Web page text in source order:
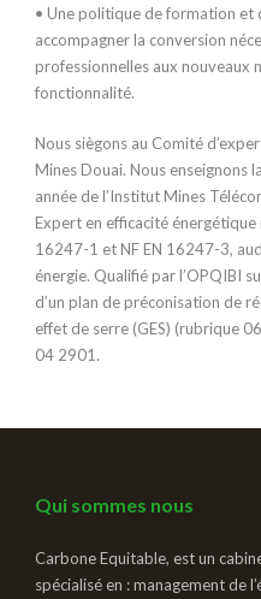
• Une politique de formation et
accompagner la conversion
professionnelles aux nouveaux
fonctionnalité.
Nous siègons au Comité
Mines Douai. Nous enseignons
année de l’Institut Mines
Expert en efficacité énergétique
16247-1 et NF EN 16247-3,
énergie. Qualifié par l’OPQIBI
d’un plan de préconisation de
effet de serre (GES) (rubrique
04 2901.
Qui sommes nous
Carbone Equitable, est un
spécialisé en : management de